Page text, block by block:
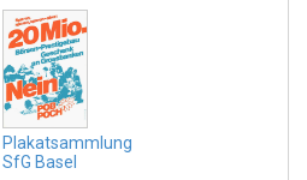
Plakatsammlung
SfG Basel